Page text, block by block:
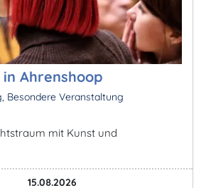
Ahrenshoop
Besondere Veranstaltung
mit Kunst und
15.08.2026